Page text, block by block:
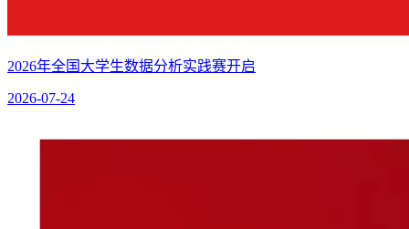
2026年全国大学生数据分析实践赛开启
2026-07-24